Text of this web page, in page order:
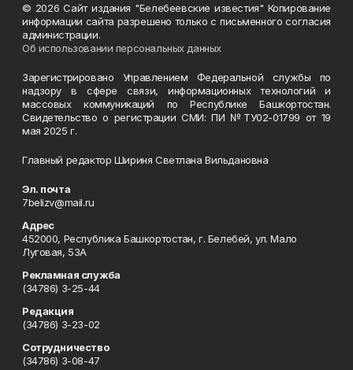
© 2026 Сайт издания "Белебеевские известия" Копирование
информации сайта разрешено только с письменного согласия
администрации.
Об использовании персональных данных
Зарегистрировано Управлением Федеральной службы по
надзору в сфере связи, информационных технологий и
массовых коммуникаций по Республике Башкортостан.
Свидетельство о регистрации СМИ: ПИ №ТУ02-01799 от 19
мая 2025 г.
Главный редактор Шириня Светлана Вильдановна
Эл. почта
7belizv@mail.ru
Адрес
452000, Республика Башкортостан, г. Белебей, ул. Мало
Луговая, 53А
Рекламная служба
(34786) 3-25-44
Редакция
(34786) 3-23-02
Сотрудничество
(34786) 3-08-47